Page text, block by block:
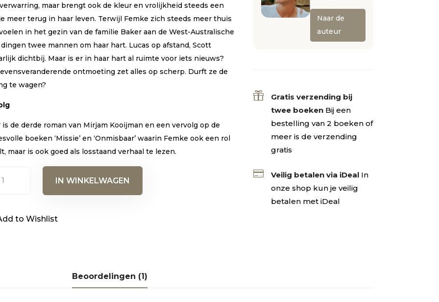
maar brengt ook de kleur en vrolijkheid steeds een
meer terug in haar leven. Terwijl Femke zich steeds meer thuis
in het gezin van de familie Baker aan de West-Australische
twee mannen om haar hart. Lucas op afstand, Scott
dichtbij. Maar is er in haar hart al ruimte voor iets nieuws?
ontmoeting zet alles op scherp. Durft ze de
te wagen?
is de derde roman van Mirjam Kooijman en een vervolg op de
boeken ‘Missie’ en ‘Onmisbaar’ waarin Femke ook een rol
maar is ook goed als losstaand verhaal te lezen.
IN WINKELWAGEN
to Wishlist
Naar de
auteur

Gratis verzending bij
twee boeken Bij een
bestelling van 2 boeken of
meer is de verzending
gratis
 Veilig betalen via iDeal In
onze shop kun je veilig
betalen met iDeal
Beoordelingen (1)